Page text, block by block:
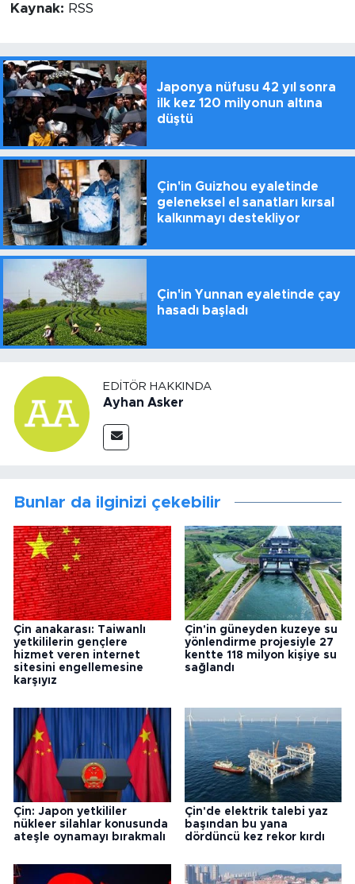
Kaynak: RSS
Japonya nüfusu 42 yıl sonra
ilk kez 120 milyonun altına
düştü
Çin'in Guizhou eyaletinde
geleneksel el sanatları kırsal
kalkınmayı destekliyor
Çin'in Yunnan eyaletinde çay
hasadı başladı
EDITÖR HAKKINDA
Ayhan Asker
Bunlar da ilginizi çekebilir
Çin anakarası: Taiwanlı
yetkililerin gençlere
hizmet veren internet
sitesini engellemesine
karşıyız
Çin'in güneyden kuzeye su
yönlendirme projesiyle 27
kentte 118 milyon kişiye su
sağlandı
Çin: Japon yetkililer
nükleer silahlar konusunda
ateşle oynamayı bırakmalı
Çin'de elektrik talebi yaz
başından bu yana
dördüncü kez rekor kırdı